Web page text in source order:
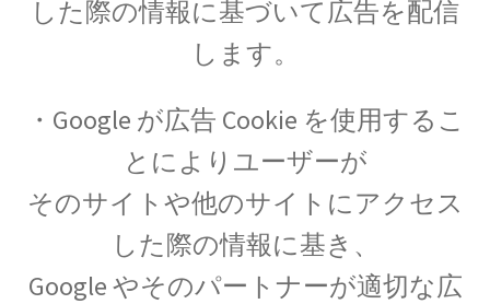
アレクサンダー・グラハム・ベル
【Alexander Graham Bell‗1847年3月3日 ～1922年
アンリ・ポアンカレ
【数学・物理学・天文学で独自の領
域を開拓】
した際の情報に基づいて広告を配信
します。
・Google が広告 Cookie を使用するこ
とによりユーザーが
そのサイトや他のサイトにアクセス
した際の情報に基き、
Google やそのパートナーが適切な広